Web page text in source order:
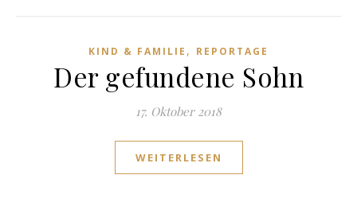
KIND & FAMILIE , REPORTAGE
Der gefundene Sohn
17. Oktober 2018
WEITERLESEN